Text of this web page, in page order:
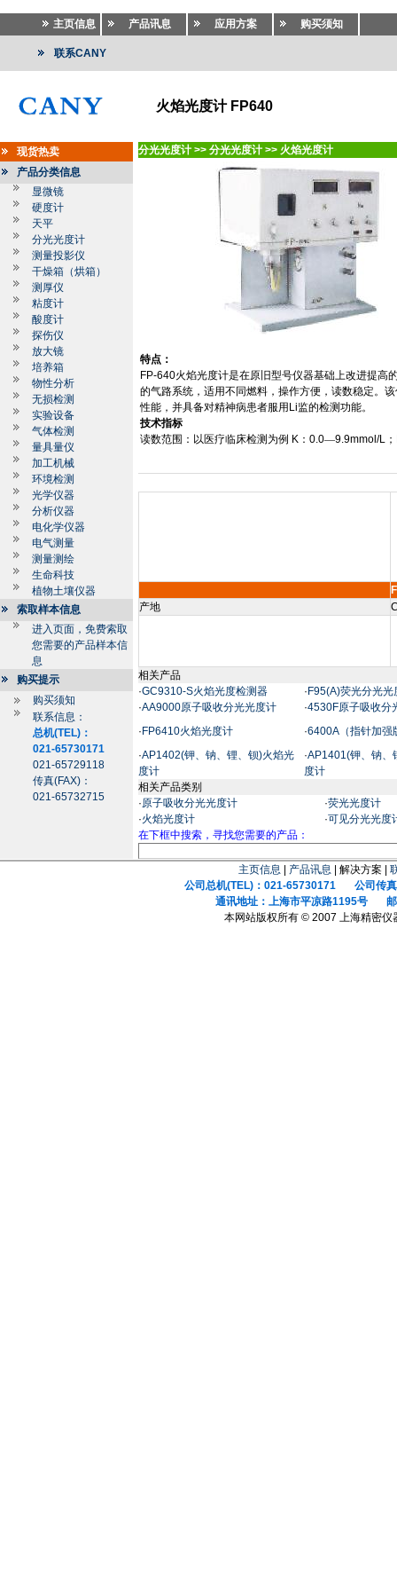
主页信息 产品讯息 应用方案 购买须知
联系CANY
火焰光度计 FP640
现货热卖
产品分类信息
显微镜
硬度计
天平
分光光度计
测量投影仪
干燥箱（烘箱）
测厚仪
粘度计
酸度计
探伤仪
放大镜
培养箱
物性分析
无损检测
实验设备
气体检测
量具量仪
加工机械
环境检测
光学仪器
分析仪器
电化学仪器
电气测量
测量测绘
生命科技
植物土壤仪器
索取样本信息
进入页面，免费索取
您需要的产品样本信
息
购买提示
购买须知
联系信息：
总机(TEL)：
021-65730171
021-65729118
传真(FAX)：
021-65732715
分光光度计 >> 分光光度计 >> 火焰光度计
特点：
FP-640火焰光度计是在原旧型号仪器基础上改进提高
的气路系统，适用不同燃料，操作方便，读数稳定。
性能，并具备对精神病患者服用 Li监的检测功能。
技术指标
读数范围：以医疗临床检测为例 K ： 0.0—9.9mmol/L ；
产地
相关产品
·GC9310-S火焰光度检测器 · F95(A)荧光分光光
·AA9000原子吸收分光光度计 ·4530F原子吸收分
· FP6410火焰光度计 ·6400A（指针加强
·AP1402(钾、钠、锂、钡)火焰光
度计
·AP1401(钾、钠、
度计
相关产品类别
·原子吸收分光光度计 ·荧光光度计
·火焰光度计 ·可见分光光度
在下框中搜索，寻找您需要的产品：
主页信息 产品讯息 | 解决方案 |
公司总机(TEL)：021-65730171 公司传真
通讯地址：上海市平凉路1195号 邮
本网站版权所有 © 2007 上海精密仪